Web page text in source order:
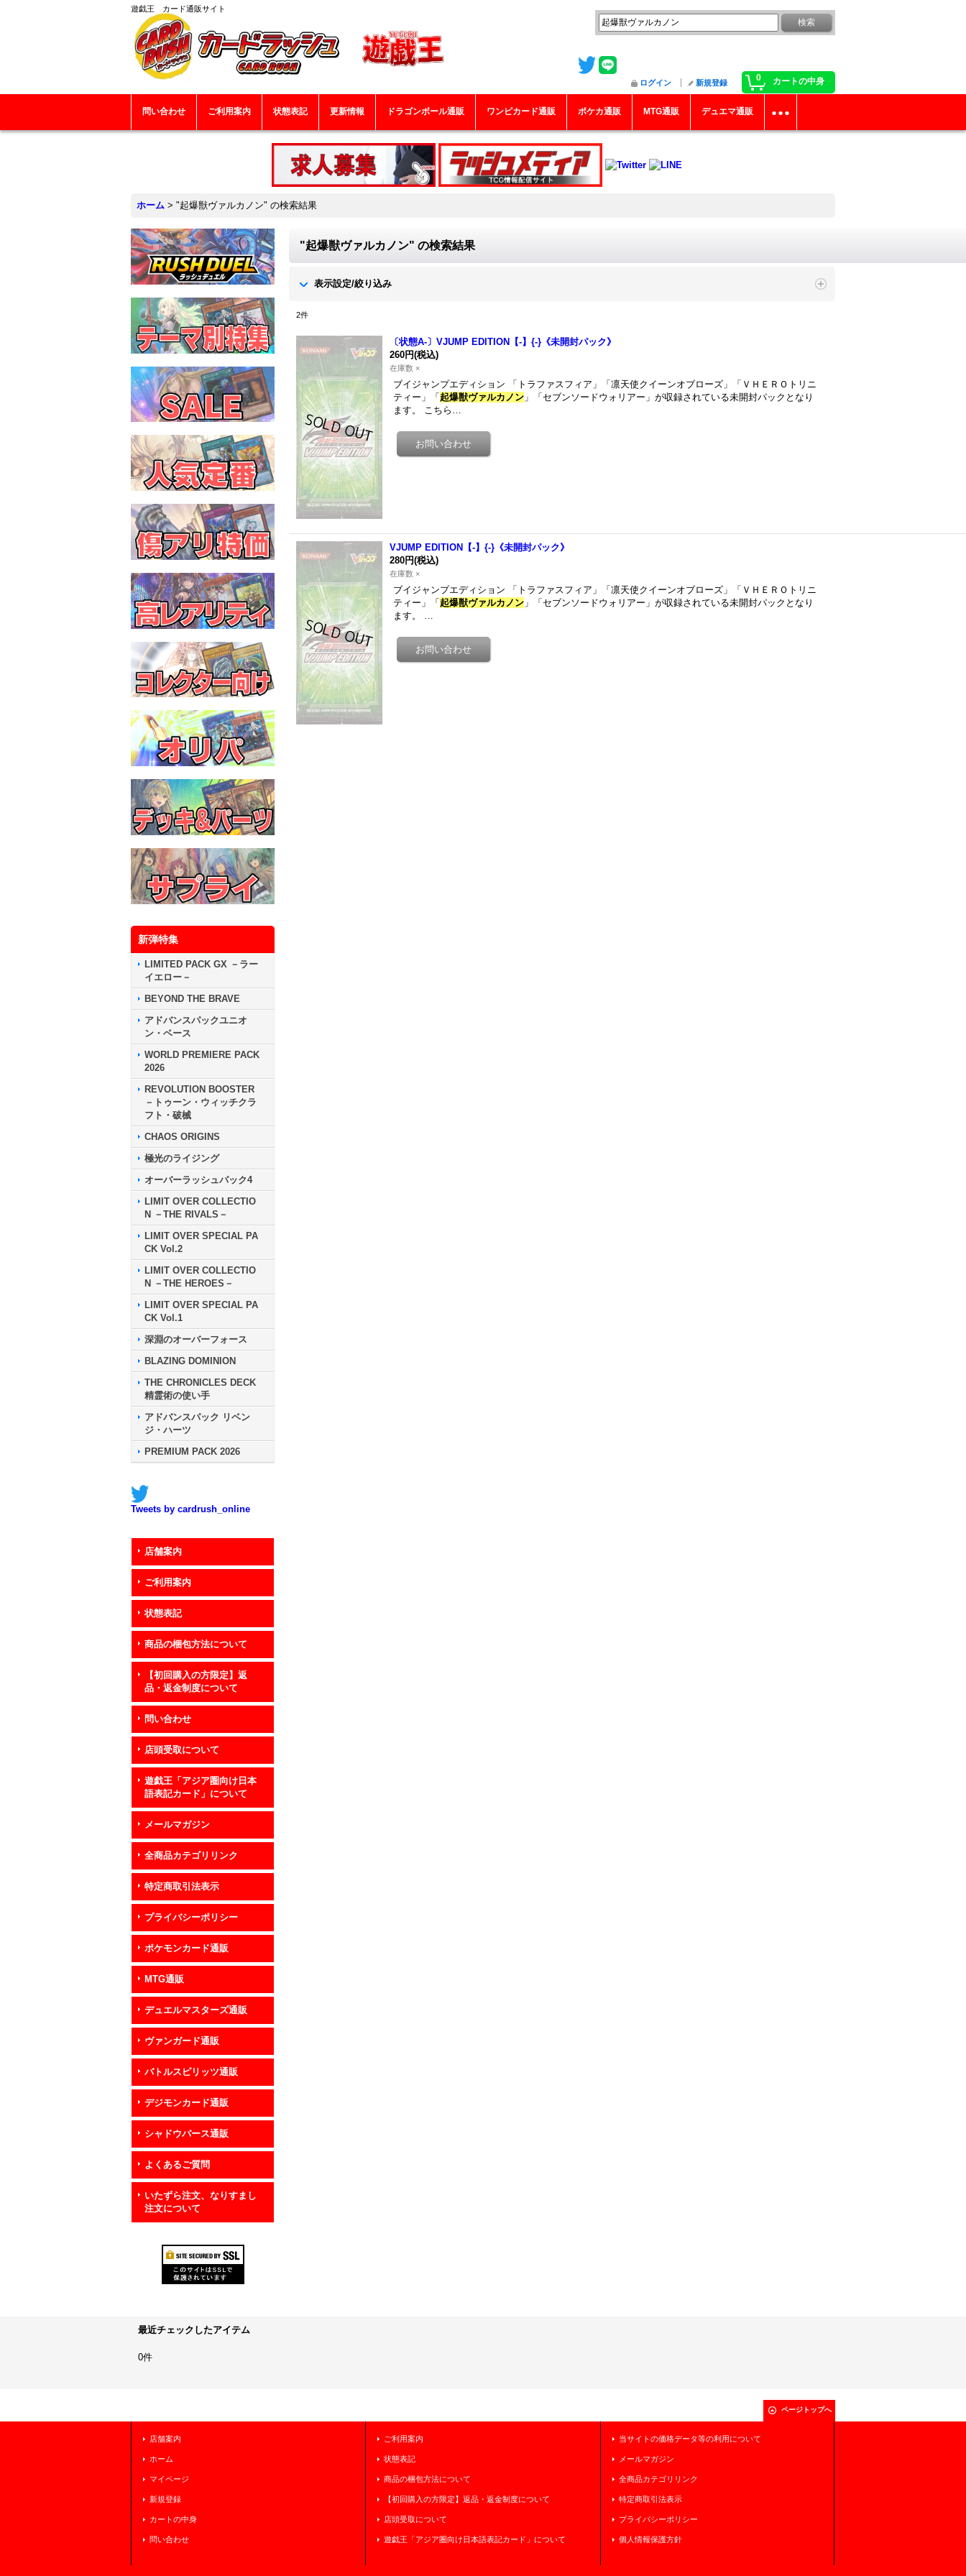
遊戯王 カード通販サイト
0 カートの中身
ログイン 新規登録
問い合わせ ご利用案内 状態表記 更新情報 ドラゴンボール通販 ワンピカード通販 ポケカ通販 MTG通販 デュエマ通販
ホーム > "起爆獣ヴァルカノン" の検索結果
新弾特集
LIMITED PACK GX －ラー
イエロー－
BEYOND THE BRAVE
アドバンスパックユニオ
ン・ベース
WORLD PREMIERE PACK
2026
REVOLUTION BOOSTER
－トゥーン・ウィッチクラ
フト・破械
CHAOS ORIGINS
極光のライジング
オーバーラッシュパック4
LIMIT OVER COLLECTIO
N －THE RIVALS－
LIMIT OVER SPECIAL PA
CK Vol.2
LIMIT OVER COLLECTIO
N －THE HEROES－
LIMIT OVER SPECIAL PA
CK Vol.1
深淵のオーバーフォース
BLAZING DOMINION
THE CHRONICLES DECK
精霊術の使い手
アドバンスパック リベン
ジ・ハーツ
PREMIUM PACK 2026
Tweets by cardrush_online
店舗案内
ご利用案内
状態表記
商品の梱包方法について
【初回購入の方限定】返
品・返金制度について
問い合わせ
店頭受取について
遊戯王「アジア圏向け日本
語表記カード」について
メールマガジン
全商品カテゴリリンク
特定商取引法表示
プライバシーポリシー
ポケモンカード通販
MTG通販
デュエルマスターズ通販
ヴァンガード通販
バトルスピリッツ通販
デジモンカード通販
シャドウバース通販
よくあるご質問
いたずら注文、なりすまし
注文について
"起爆獣ヴァルカノン" の検索結果
表示設定/絞り込み
2件
〔状態A-〕VJUMP EDITION【-】{-}《未開封パック》
260円(税込)
在庫数 ×
ブイジャンプエディション 「トラファスフィア」「凛天使クイーンオブローズ」「ＶＨＥＲＯトリニ
ティー」「 起爆獣ヴァルカノン 」「セブンソードウォリアー」が収録されている未開封パックとなり
ます。 こちら…
VJUMP EDITION【-】{-}《未開封パック》
280円(税込)
在庫数 ×
ブイジャンプエディション 「トラファスフィア」「凛天使クイーンオブローズ」「ＶＨＥＲＯトリニ
ティー」「 起爆獣ヴァルカノン 」「セブンソードウォリアー」が収録されている未開封パックとなり
ます。 …
最近チェックしたアイテム
0件
ページトップへ
店舗案内
ホーム
マイページ
新規登録
カートの中身
問い合わせ
ご利用案内
状態表記
商品の梱包方法について
【初回購入の方限定】返品・返金制度について
店頭受取について
遊戯王「アジア圏向け日本語表記カード」について
当サイトの価格データ等の利用について
メールマガジン
全商品カテゴリリンク
特定商取引法表示
プライバシーポリシー
個人情報保護方針